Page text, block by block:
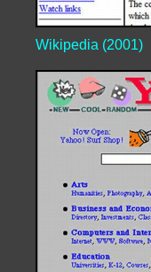
Wikipedia (2001)